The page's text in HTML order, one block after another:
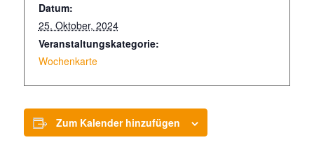
Datum:
25. Oktober, 2024
Veranstaltungskategorie:
Wochenkarte
Zum Kalender hinzufügen